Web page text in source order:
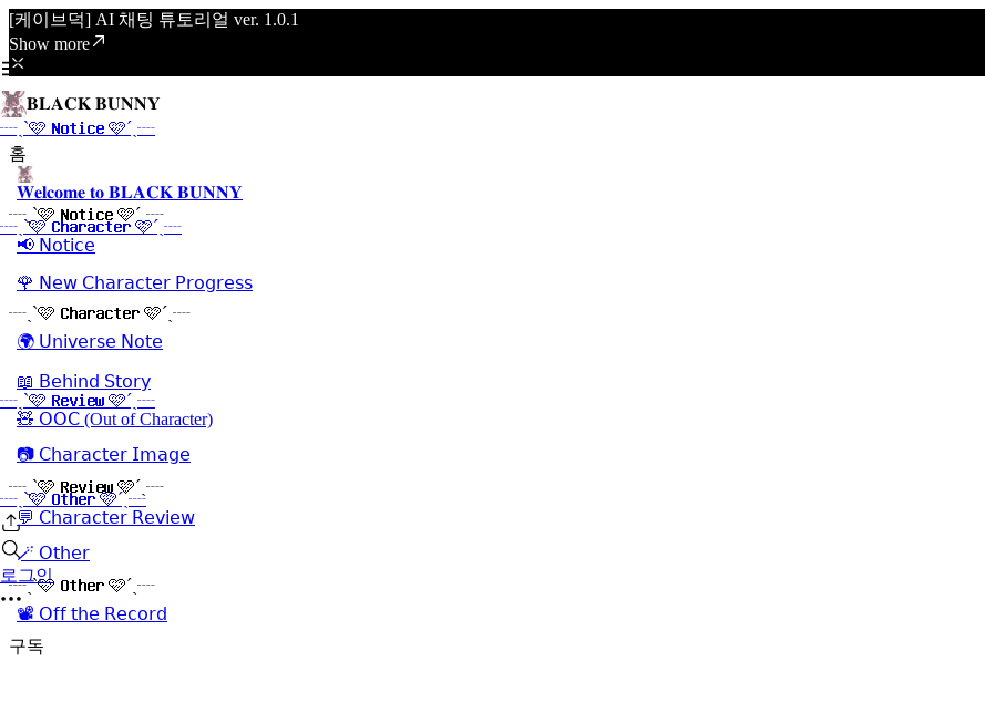
[케이브덕] AI 채팅 튜토리얼 ver. 1.0.1
Show more
𝐁𝐋𝐀𝐂𝐊 𝐁𝐔𝐍𝐍𝐘
┈ˏˋ🩷 𝐍𝐨𝐭𝐢𝐜𝐞 🩷´ˎ┈
┈ˏˋ🩷 𝐂𝐡𝐚𝐫𝐚𝐜𝐭𝐞𝐫 🩷´ˎ┈
┈ˏˋ🩷 𝐑𝐞𝐯𝐢𝐞𝐰 🩷´ˎ┈
┈ˏˋ🩷 𝐎𝐭𝐡𝐞𝐫 🩷´ˎ┈
로그인
홈
𝐖𝐞𝐥𝐜𝐨𝐦𝐞 𝐭𝐨 𝐁𝐋𝐀𝐂𝐊 𝐁𝐔𝐍𝐍𝐘
┈ˏˋ🩷 𝐍𝐨𝐭𝐢𝐜𝐞 🩷´ˎ┈
📢 𝖭𝗈𝗍𝗂𝖼𝖾
🌹 𝖭𝖾𝗐 𝖢𝗁𝖺𝗋𝖺𝖼𝗍𝖾𝗋 𝖯𝗋𝗈𝗀𝗋𝖾𝗌𝗌
┈ˏˋ🩷 𝐂𝐡𝐚𝐫𝐚𝐜𝐭𝐞𝐫 🩷´ˎ┈
🌍 𝖴𝗇𝗂𝗏𝖾𝗋𝗌𝖾 𝖭𝗈𝗍𝖾
📖 𝖡𝖾𝗁𝗂𝗇𝖽 𝖲𝗍𝗈𝗋𝗒
🧸 𝖮𝖮𝖢 (Out of Character)
📷 𝖢𝗁𝖺𝗋𝖺𝖼𝗍𝖾𝗋 𝖨𝗆𝖺𝗀𝖾
┈ˏˋ🩷 𝐑𝐞𝐯𝐢𝐞𝐰 🩷´ˎ┈
💬 𝖢𝗁𝖺𝗋𝖺𝖼𝗍𝖾𝗋 𝖱𝖾𝗏𝗂𝖾𝗐
🪄 𝖮𝗍𝗁𝖾𝗋
┈ˏˋ🩷 𝐎𝐭𝐡𝐞𝐫 🩷´ˎ┈
📽️ 𝖮𝖿𝖿 𝗍𝗁𝖾 𝖱𝖾𝖼𝗈𝗋𝖽
구독